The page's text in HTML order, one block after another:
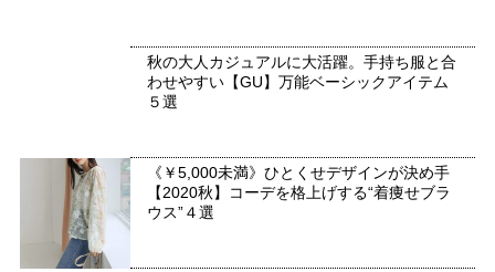
秋の大人カジュアルに大活躍。手持ち服と合
わせやすい【GU】万能ベーシックアイテム
５選
《￥5,000未満》ひとくせデザインが決め手
【2020秋】コーデを格上げする“着痩せブラ
ウス”４選